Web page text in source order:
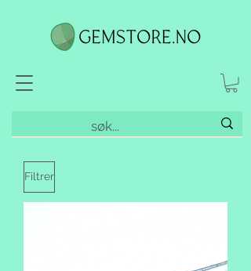
Filtrer